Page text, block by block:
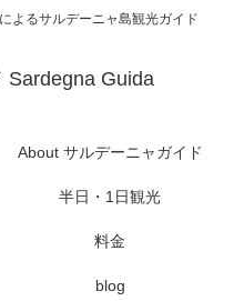
よるサルデーニャ島観光ガイド
Sardegna Guida
About サルデーニャガイド
半日・1日観光
料金
blog